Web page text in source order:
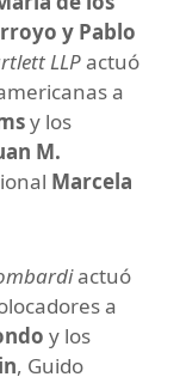
y Pablo
LLPactuó
a
y los
M.
Marcela
actuó
a
y los
, Guido